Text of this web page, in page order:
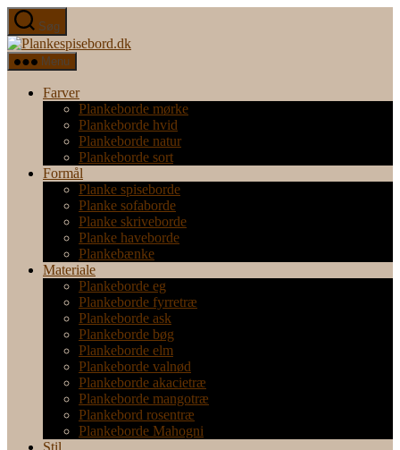
Spring
til
indholdet
Søg
Plankespisebord.dk
Menu
Farver
Plankeborde mørke
Plankeborde hvid
Plankeborde natur
Plankeborde sort
Formål
Planke spiseborde
Planke sofaborde
Planke skriveborde
Planke haveborde
Plankebænke
Materiale
Plankeborde eg
Plankeborde fyrretræ
Plankeborde ask
Plankeborde bøg
Plankeborde elm
Plankeborde valnød
Plankeborde akacietræ
Plankeborde mangotræ
Plankebord rosentræ
Plankeborde Mahogni
Stil